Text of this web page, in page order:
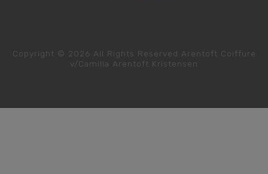
Copyright © 2026 All Rights Reserved Arentoft Coiffure
v/Camilla Arentoft Kristensen